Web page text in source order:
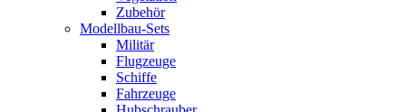
Zubehör
Modellbau-Sets
Militär
Flugzeuge
Schiffe
Fahrzeuge